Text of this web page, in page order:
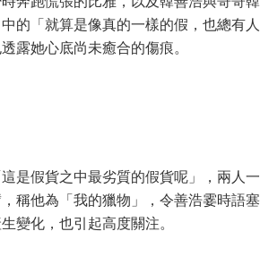
的「就算是像真的一樣的假，也總有
露她心底尚未癒合的傷痕。
是假貨之中最劣質的假貨呢」，兩人
稱他為「我的獵物」，令善浩霎時語
變化，也引起高度關注。